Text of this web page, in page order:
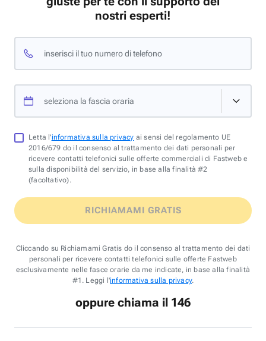
nostri esperti!
inserisci il tuo numero di telefono
seleziona la fascia oraria
Letta l'informativa sulla privacy ai sensi del regolamento UE
2016/679 do il consenso al trattamento dei dati personali per
ricevere contatti telefonici sulle offerte commerciali di Fastweb e
sulla disponibilità del servizio, in base alla finalità #2
(facoltativo).
RICHIAMAMI GRATIS
Cliccando su Richiamami Gratis do il consenso al trattamento dei dati
personali per ricevere contatti telefonici sulle offerte Fastweb
esclusivamente nelle fasce orarie da me indicate, in base alla finalità
#1. Leggi l'informativa sulla privacy.
oppure chiama il 146